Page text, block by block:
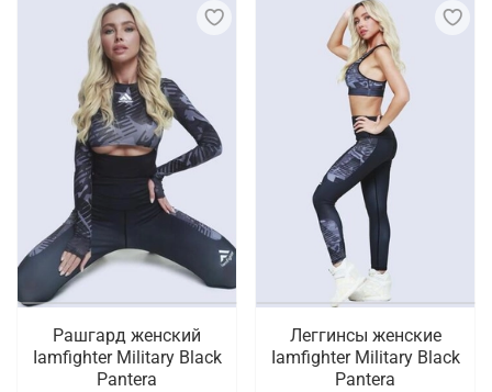
Рашгард женский
Iamfighter Military Black
Pantera
Леггинсы женские
Iamfighter Military Black
Pantera